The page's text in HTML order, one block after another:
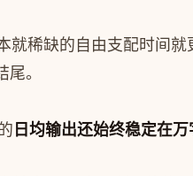
稀缺的自由支配时间
。
日均输出还始终稳定在万